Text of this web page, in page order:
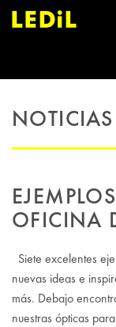
NOTICIAS
OFICINA
Siete excelentes
nuevas ideas e
más. Debajo
nuestras ópticas